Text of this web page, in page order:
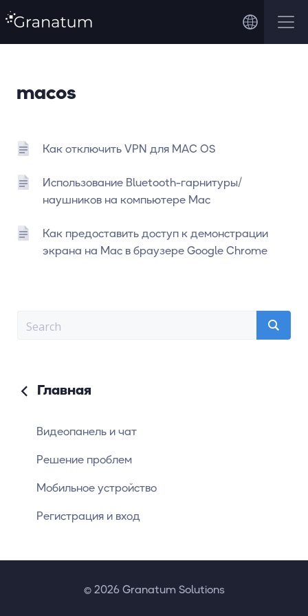
macos
Как отключить VPN для MAC OS
Использование Bluetooth-гарнитуры/
наушников на компьютере Mac
Как предоставить доступ к демонстрации
экрана на Mac в браузере Google Chrome
Главная
Видеопанель и чат
Решение проблем
Мобильное устройство
Регистрация и вход
© 2026 Granatum Solutions